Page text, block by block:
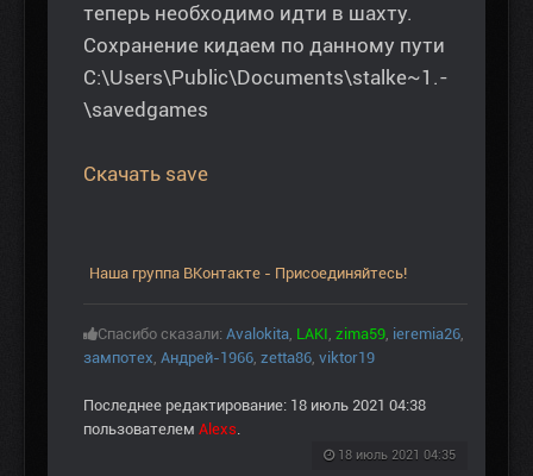
теперь необходимо идти в шахту.
Сохранение кидаем по данному пути
C:\Users\Public\Documents\stalke~1.-
\savedgames
Скачать save
Наша группа ВКонтакте - Присоединяйтесь!
Спасибо сказали: Avalokita, LAKI, zima59, ieremia26,
зампотех, Андрей-1966, zetta86, viktor19
Последнее редактирование: 18 июль 2021 04:38
пользователем Alexs.
18 июль 2021 04:35